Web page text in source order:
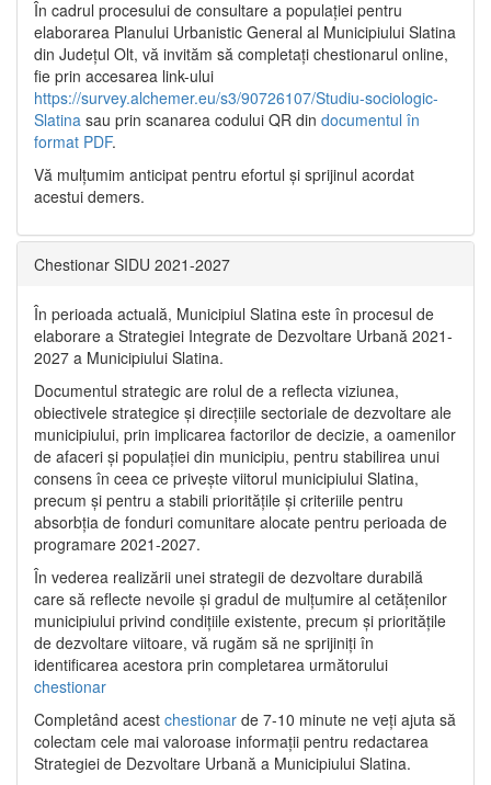
În cadrul procesului de consultare a populaţiei pentru
elaborarea Planului Urbanistic General al Municipiului Slatina
din Județul Olt, vă invităm să completați chestionarul online,
fie prin accesarea link-ului
https://survey.alchemer.eu/s3/90726107/Studiu-sociologic-
Slatina sau prin scanarea codului QR din documentul în
format PDF.
Vă mulţumim anticipat pentru efortul şi sprijinul acordat
acestui demers.
Chestionar SIDU 2021-2027
În perioada actuală, Municipiul Slatina este în procesul de
elaborare a Strategiei Integrate de Dezvoltare Urbană 2021‐
2027 a Municipiului Slatina.
Documentul strategic are rolul de a reflecta viziunea,
obiectivele strategice și direcțiile sectoriale de dezvoltare ale
municipiului, prin implicarea factorilor de decizie, a oamenilor
de afaceri și populației din municipiu, pentru stabilirea unui
consens în ceea ce privește viitorul municipiului Slatina,
precum și pentru a stabili prioritățile și criteriile pentru
absorbția de fonduri comunitare alocate pentru perioada de
programare 2021-2027.
În vederea realizării unei strategii de dezvoltare durabilă
care să reflecte nevoile și gradul de mulțumire al cetățenilor
municipiului privind condițiile existente, precum și prioritățile
de dezvoltare viitoare, vă rugăm să ne sprijiniți în
identificarea acestora prin completarea următorului
chestionar
Completând acest chestionar de 7-10 minute ne veți ajuta să
colectam cele mai valoroase informații pentru redactarea
Strategiei de Dezvoltare Urbană a Municipiului Slatina.